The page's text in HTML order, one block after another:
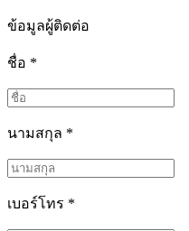
ข้อมูลผู้ติดต่อ
ชื่อ *
นามสกุล *
เบอร์โทร *